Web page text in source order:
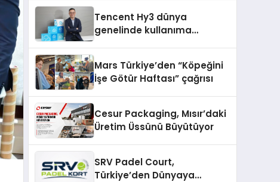
Tencent Hy3 dünya
genelinde kullanıma
Mars Türkiye’den “Köpeğini
İşe Götür Haftası” çağrısı
Cesur Packaging, Mısır’daki
Üretim Üssünü Büyütüyor
SRV Padel Court,
Türkiye’den Dünyaya